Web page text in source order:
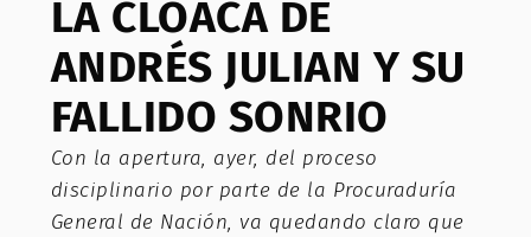
LA CLOACA DE
ANDRÉS JULIAN Y SU
FALLIDO SONRIO
Con la apertura, ayer, del proceso
disciplinario por parte de la Procuraduría
General de Nación, va quedando claro que